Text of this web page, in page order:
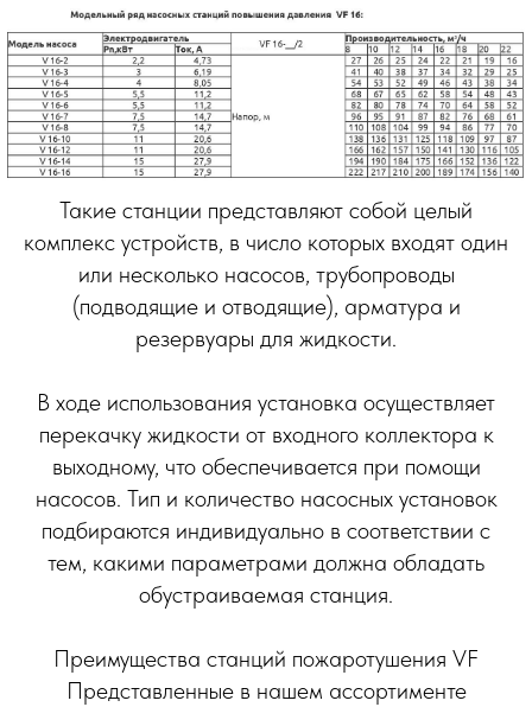
Такие станции представляют собой целый
комплекс устройств, в число которых входят один
или несколько насосов, трубопроводы
(подводящие и отводящие), арматура и
резервуары для жидкости.
В ходе использования установка осуществляет
перекачку жидкости от входного коллектора к
выходному, что обеспечивается при помощи
насосов. Тип и количество насосных установок
подбираются индивидуально в соответствии с
тем, какими параметрами должна обладать
обустраиваемая станция.
Преимущества станций пожаротушения VF
Представленные в нашем ассортименте